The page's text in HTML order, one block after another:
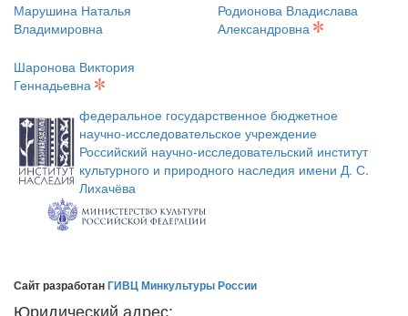
Марушина Наталья
Владимировна
Родионова Владислава
Александровна
Шаронова Виктория
Геннадьевна
федеральное государственное бюджетное
научно-исследовательское учреждение
Российский научно-исследовательский институт
культурного и природного наследия имени Д. С.
Лихачёва
Сайт разработанГИВЦ Минкультуры России
Юридический адрес: